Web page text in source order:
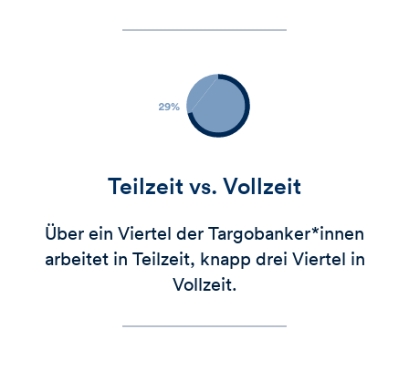
Teilzeit vs. Vollzeit
Über ein Viertel der Targobanker*innen
arbeitet in Teilzeit, knapp drei Viertel in
Vollzeit.